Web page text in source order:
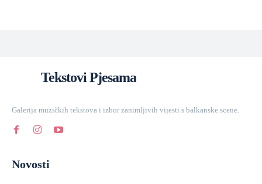
Tekstovi Pjesama
Galerija muzičkih tekstova i izbor zanimljivih vijesti s balkanske scene.
Novosti